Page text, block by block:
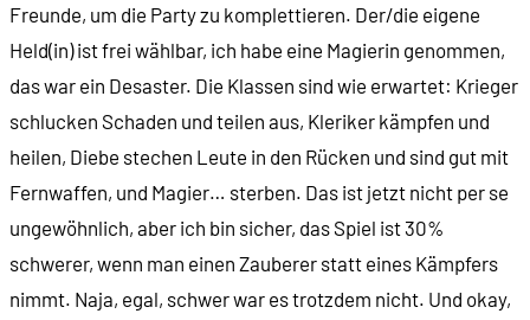
Freunde, um die Party zu komplettieren. Der/die eigene
Held(in) ist frei wählbar, ich habe eine Magierin genommen,
das war ein Desaster. Die Klassen sind wie erwartet: Krieger
schlucken Schaden und teilen aus, Kleriker kämpfen und
heilen, Diebe stechen Leute in den Rücken und sind gut mit
Fernwaffen, und Magier… sterben. Das ist jetzt nicht per se
ungewöhnlich, aber ich bin sicher, das Spiel ist 30%
schwerer, wenn man einen Zauberer statt eines Kämpfers
nimmt. Naja, egal, schwer war es trotzdem nicht. Und okay,